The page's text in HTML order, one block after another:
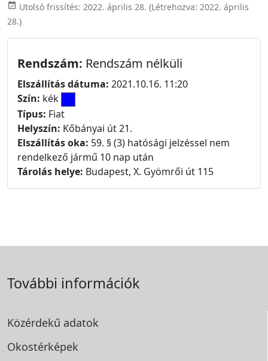
event_available Utolsó frissítés: 2022. április 28. (Létrehozva: 2022. április
28.)
Rendszám: Rendszám nélküli
Elszállítás dátuma: 2021.10.16. 11:20
Szín: kék
Típus: Fiat
Helyszín: Kőbányai út 21.
Elszállítás oka: 59. § (3) hatósági jelzéssel nem
rendelkező jármű 10 nap után
Tárolás helye: Budapest, X. Gyömrői út 115
További információk
Közérdekű adatok
Okostérképek